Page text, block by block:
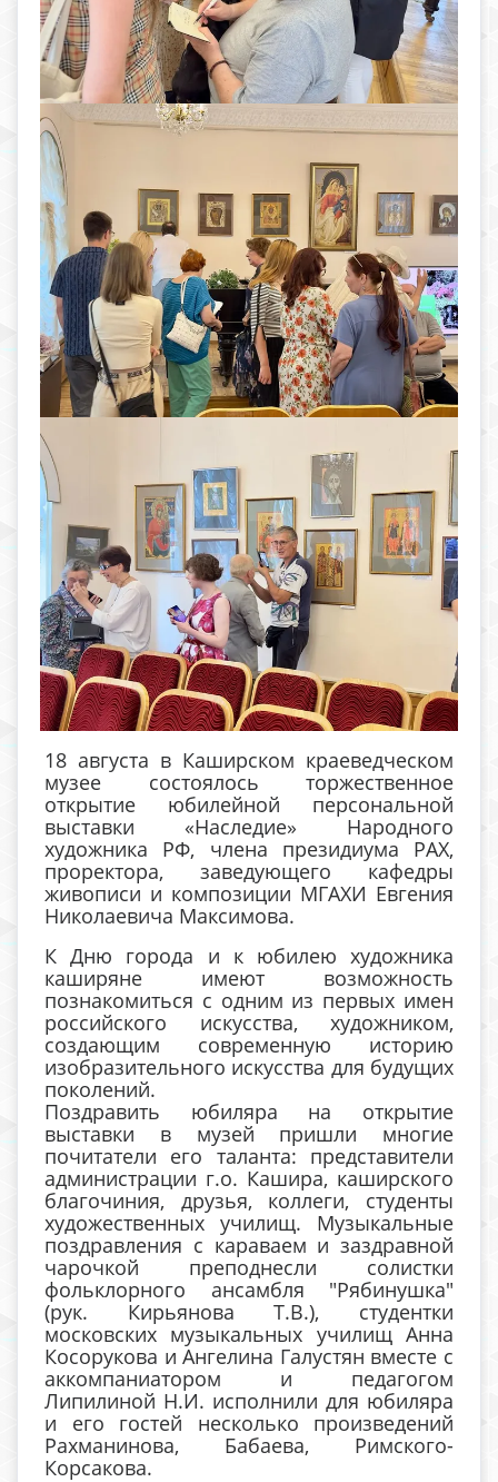
18 августа в Каширском краеведческом
музее состоялось торжественное
открытие юбилейной персональной
выставки «Наследие» Народного
художника РФ, члена президиума РАХ,
проректора, заведующего кафедры
живописи и композиции МГАХИ Евгения
Николаевича Максимова.
К Дню города и к юбилею художника
каширяне имеют возможность
познакомиться с одним из первых имен
российского искусства, художником,
создающим современную историю
изобразительного искусства для будущих
поколений.
Поздравить юбиляра на открытие
выставки в музей пришли многие
почитатели его таланта: представители
администрации г.о. Кашира, каширского
благочиния, друзья, коллеги, студенты
художественных училищ. Музыкальные
поздравления с караваем и заздравной
чарочкой преподнесли солистки
фольклорного ансамбля "Рябинушка"
(рук. Кирьянова Т.В.), студентки
московских музыкальных училищ Анна
Косорукова и Ангелина Галустян вместе с
аккомпаниатором и педагогом
Липилиной Н.И. исполнили для юбиляра
и его гостей несколько произведений
Рахманинова, Бабаева, Римского-
Корсакова.